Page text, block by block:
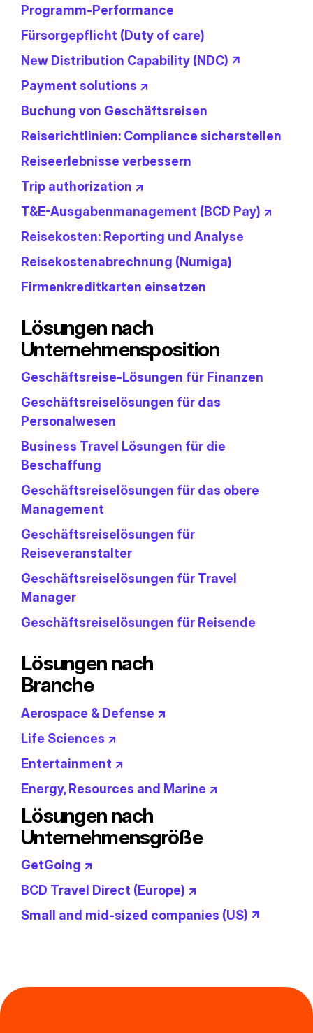
Programm-Performance
Fürsorgepflicht (Duty of care)
New Distribution Capability (NDC) ↗
Payment solutions ↗
Buchung von Geschäftsreisen
Reiserichtlinien: Compliance sicherstellen
Reiseerlebnisse verbessern
Trip authorization ↗
T&E-Ausgabenmanagement (BCD Pay) ↗
Reisekosten: Reporting und Analyse
Reisekostenabrechnung (Numiga)
Firmenkreditkarten einsetzen
Lösungen nach
Unternehmensposition
Geschäftsreise-Lösungen für Finanzen
Geschäftsreiselösungen für das
Personalwesen
Business Travel Lösungen für die
Beschaffung
Geschäftsreiselösungen für das obere
Management
Geschäftsreiselösungen für
Reiseveranstalter
Geschäftsreiselösungen für Travel
Manager
Geschäftsreiselösungen für Reisende
Lösungen nach
Branche
Aerospace & Defense ↗
Life Sciences ↗
Entertainment ↗
Energy, Resources and Marine ↗
Lösungen nach
Unternehmensgröße
GetGoing ↗
BCD Travel Direct (Europe) ↗
Small and mid-sized companies (US) ↗